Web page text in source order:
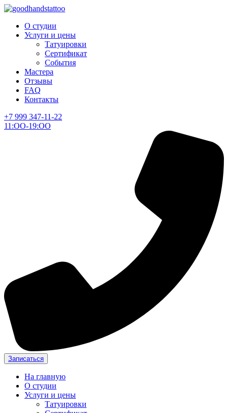
О студии
Услуги и цены
Татуировки
Сертификат
События
Мастера
Отзывы
FAQ
Контакты
+7 999 347-11-22
11:ОО-19:ОО
Записаться
На главную
О студии
Услуги и цены
Татуировки